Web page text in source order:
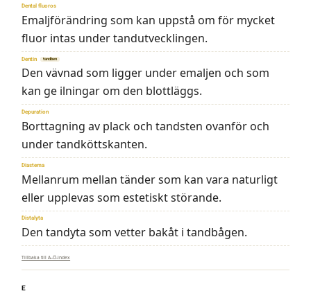
Dental fluoros
Emaljförändring som kan uppstå om för mycket
fluor intas under tandutvecklingen.
Dentin tandben
Den vävnad som ligger under emaljen och som
kan ge ilningar om den blottläggs.
Depuration
Borttagning av plack och tandsten ovanför och
under tandköttskanten.
Diastema
Mellanrum mellan tänder som kan vara naturligt
eller upplevas som estetiskt störande.
Distalyta
Den tandyta som vetter bakåt i tandbågen.
Tillbaka till A–Ö-index
E